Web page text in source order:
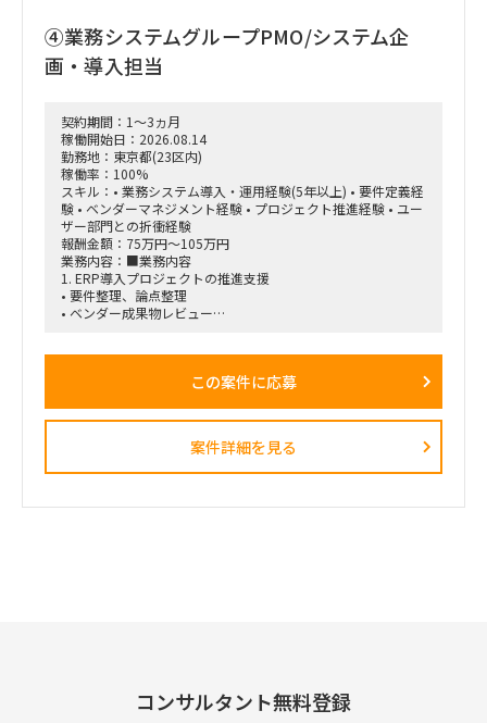
・LLMとルールベースロジックを組み合わせた判定ロジックの
設計
・複数ネットワーク機器を横断した構成比較・不整合検知
設計
・AIエージェントの設計・作り込み
・ネットワーク知識が浅いメンバーへの説明、教育・仕組み化
・プロジェクト推進、課題整理、改善提案
■求める人物像
・プロジェクトを主体的にリードできる方
・不足している論点や課題を自ら発見し、改善提案まで行える
方
・ネットワークと生成AIの双方に知見を持ち、両領域をつなげ
て設計できる方
・技術的な内容を、ネットワーク知識が浅いメンバーにも分か
・「なぜこの観点を確認する必要があるのか」という背景まで
・開始時期：2026年8月1日予定
・契約期間：初回2カ月予定
※初回はトライアル的な位置付け。以降、継続の可能性あり
・稼働率：80～100％
④業務システムグループPMO/システム企
画・導入担当
契約期間：1～3ヵ月
稼働開始日：2026.08.14
勤務地：東京都(23区内)
稼働率：100%
スキル：• 業務システム導入・運用経験(5年以上) • 要件定義経
験 • ベンダーマネジメント経験 • プロジェクト推進経験 • ユー
ザー部門との折衝経験
報酬金額：75万円～105万円
業務内容：■業務内容
1. ERP導入プロジェクトの推進支援
• 要件整理、論点整理
• ベンダー成果物レビュー
• 会議運営および議事録作成
2. 業務システム導入・刷新支援
• Salesforce/Kintone
• ヘルプデスクシステム
• 障害対応管理
この案件に応募
案件詳細を見る
コンサルタント無料登録